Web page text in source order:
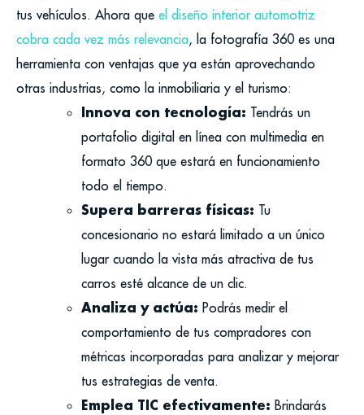
tus vehículos. Ahora que el diseño interior automotriz
cobra cada vez más relevancia, la fotografía 360 es una
herramienta con ventajas que ya están aprovechando
otras industrias, como la inmobiliaria y el turismo:
Innova con tecnología: Tendrás un
portafolio digital en línea con multimedia en
formato 360 que estará en funcionamiento
todo el tiempo.
Supera barreras físicas: Tu
concesionario no estará limitado a un único
lugar cuando la vista más atractiva de tus
carros esté alcance de un clic.
Analiza y actúa: Podrás medir el
comportamiento de tus compradores con
métricas incorporadas para analizar y mejorar
tus estrategias de venta.
Emplea TIC efectivamente: Brindarás